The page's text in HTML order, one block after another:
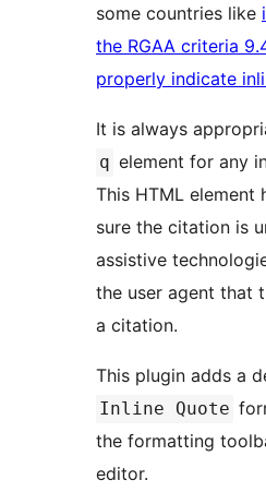
some countries like
the RGAA criteria
properly indicate
It is always
q element for any
This HTML element
sure the citation is
assistive
the user agent that
a citation.
This plugin adds a
Inline Quote
the formatting
editor.